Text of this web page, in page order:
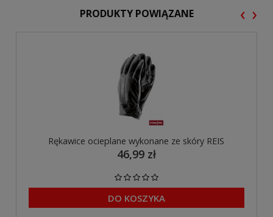
PRODUKTY POWIĄZANE
Rękawice ocieplane wykonane ze skóry REIS
46,99 zł
DO KOSZYKA
‹ ›